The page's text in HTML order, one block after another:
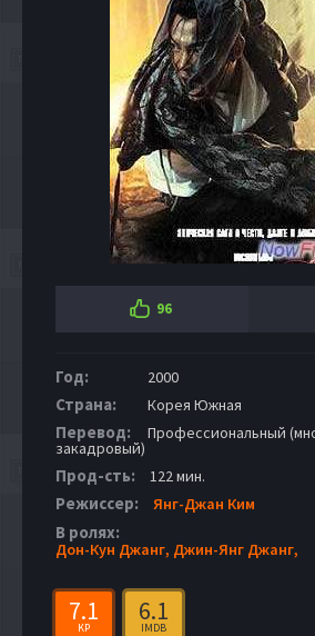
96
Год: 2000
Страна: Корея Южная
Перевод: Профессиональный
закадровый)
Прод-сть: 122 мин.
Режиссер: Янг-Джан Ким
В ролях:
Дон-Кун Джанг, Джин-Янг Джанг,
7.1
KP
6.1
IMDB